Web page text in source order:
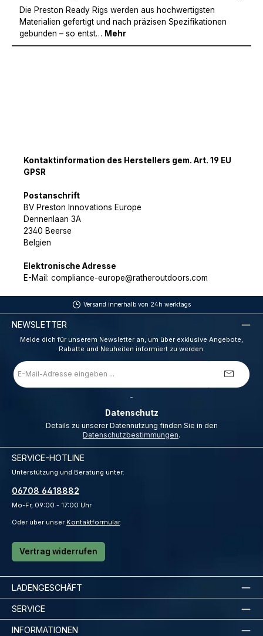
Die Preston Ready Rigs werden aus hochwertigsten
Materialien gefertigt und nach präzisen Spezifikationen
gebunden – so entst… Mehr
Kontaktinformation des Herstellers gem. Art. 19 EU
GPSR
Postanschrift
BV Preston Innovations Europe
Dennenlaan 3A
2340 Beerse
Belgien
Elektronische Adresse
E-Mail: compliance-europe@ratheroutdoors.com
Versand innerhalb von 24h werktags
NEWSLETTER
Melde dich für unserem Newsletter an, um über exklusive Angebote,
Rabatte und Neuheiten informiert zu werden.
E-
Mail-
Adresse
Datenschutz
Datenschutzbestimmungen.
SERVICE-HOTLINE
Unterstützung und Beratung unter:
06708 6418882
Mo-Fr, 09:00 - 17:00 Uhr
Oder über unser Kontaktformular.
Vertrag widerrufen
LADENGESCHÄFT
SERVICE
INFORMATIONEN